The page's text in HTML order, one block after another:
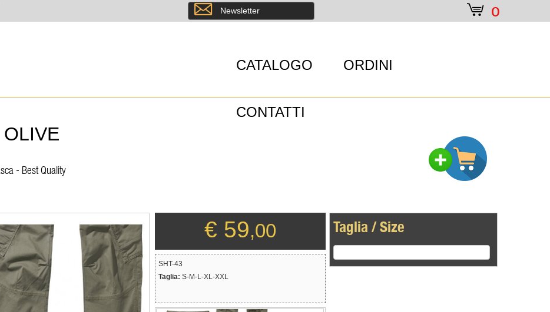
e 0
CATALOGO ORDINI
CONTATTI
8 Newsletter
- Best Quality
€ 59,00
SHT-43
Taglia: S-M-L-XL-XXL
Taglia / Size